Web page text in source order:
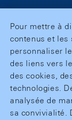
Pour mettre à
contenus et les
personnaliser
des liens vers
des cookies,
technologies.
analysée de
sa convivialité.